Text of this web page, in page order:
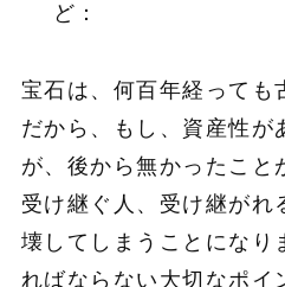
ど：
宝石は、何百年経っても
だから、もし、資産性が
が、後から無かったこと
受け継ぐ人、受け継がれ
壊してしまうことになり
ればならない大切なポイ